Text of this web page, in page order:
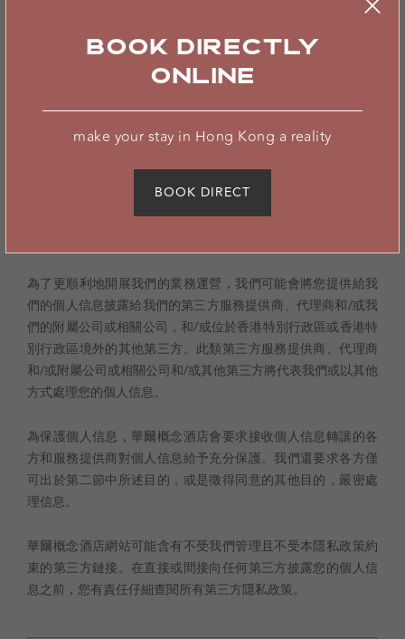
BOOK DIRECTLY
ONLINE
make your stay in Hong Kong a reality
BOOK DIRECT
對於特定產品和服務，或在您與我們的互動中，我們可能已經
特別通知過您我們收集、使用或披露您個人信息的其他目的，
並徵得了您對相關情況的同意。我們僅在您同意的情況下，將
您的同意。
為了更順利地開展我們的業務運營，我們可能會將您提供給我
們的個人信息披露給我們的第三方服務提供商、代理商和/或我
們的附屬公司或相關公司，和/或位於香港特別行政區或香港特
別行政區境外的其他第三方。此類第三方服務提供商、代理商
和/或附屬公司或相關公司和/或其他第三方將代表我們或以其他
方式處理您的個人信息。
為保護個人信息，華爾概念酒店會要求接收個人信息轉讓的各
方和服務提供商對個人信息給予充分保護。我們還要求各方僅
可出於第二節中所述目的，或是徵得同意的其他目的，嚴密處
理信息。
華爾概念酒店網站可能含有不受我們管理且不受本隱私政策約
束的第三方鏈接。在直接或間接向任何第三方披露您的個人信
息之前，您有責任仔細查閱所有第三方隱私政策。